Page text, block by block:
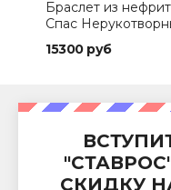
Браслет из
Спас
15300 руб
СКИДКУ